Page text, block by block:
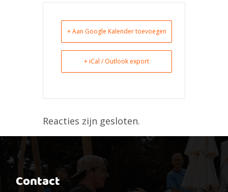
+ Aan Google Kalender toevoegen
+ iCal / Outlook export
Reacties zijn gesloten.
Contact